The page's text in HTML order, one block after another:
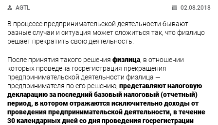
AGTL 02.08.2018
В процессе предпринимательской деятельности бывают
разные случаи и ситуация может сложиться так, что физлицо
решает прекратить свою деятельность.
После принятия такого решения физлица, в отношении
которых проведена госрегистрация прекращения
предпринимательской деятельности физлица —
предпринимателя по его решению, представляют налоговую
декларацию за последний базовый налоговый (отчетный)
период, в котором отражаются исключительно доходы от
проведения предпринимательской деятельности, в течение
30 календарных дней со дня проведения госрегистрации